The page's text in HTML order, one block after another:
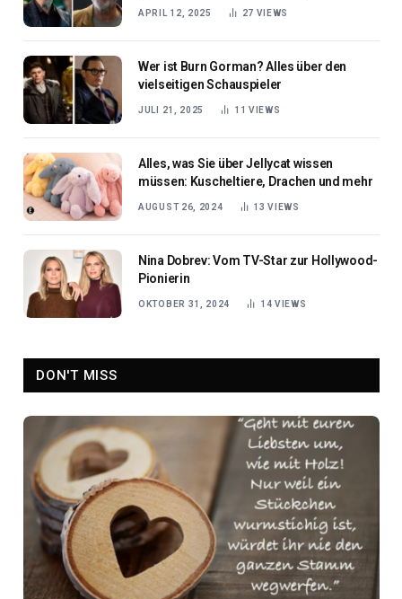
APRIL 12, 2025 27 VIEWS
Wer ist Burn Gorman? Alles über den
vielseitigen Schauspieler
JULI 21, 2025 11 VIEWS
Alles, was Sie über Jellycat wissen
müssen: Kuscheltiere, Drachen und mehr
AUGUST 26, 2024 13VIEWS
Nina Dobrev: Vom TV-Star zur Hollywood-
Pionierin
OKTOBER 31, 2024 14VIEWS
DON'T MISS